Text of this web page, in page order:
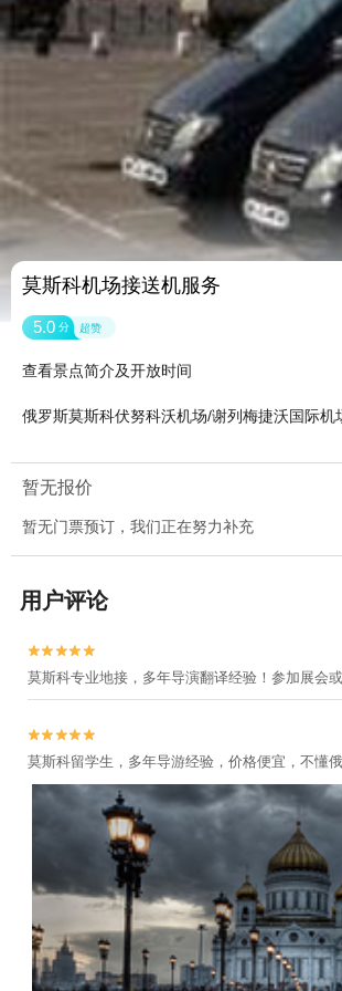
莫斯科机场接送机服务
5.0 分 超赞
查看景点简介及开放时间
俄罗斯莫斯科伏努科沃机场/谢列梅捷沃国际
暂无报价
暂无门票预订，我们正在努力补充
用户评论


莫斯科专业地接，多年导演翻译经验！参加展会


莫斯科留学生，多年导游经验，价格便宜，不懂